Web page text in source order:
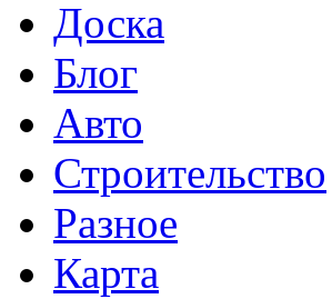
Доска
Блог
Авто
Строительство
Разное
Карта